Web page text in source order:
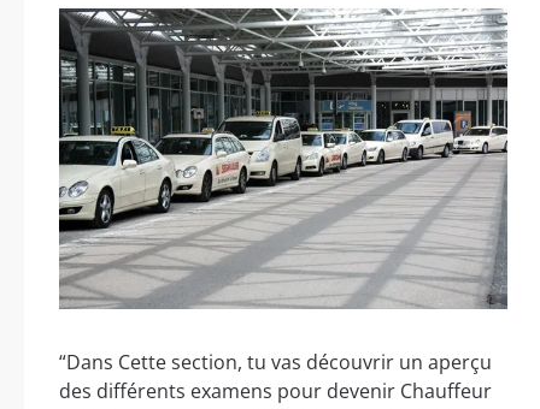
“Dans Cette section, tu vas découvrir un aperçu
des différents examens pour devenir Chauffeur